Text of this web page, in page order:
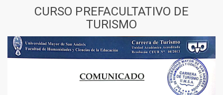
CURSO PREFACULTATIVO DE
TURISMO